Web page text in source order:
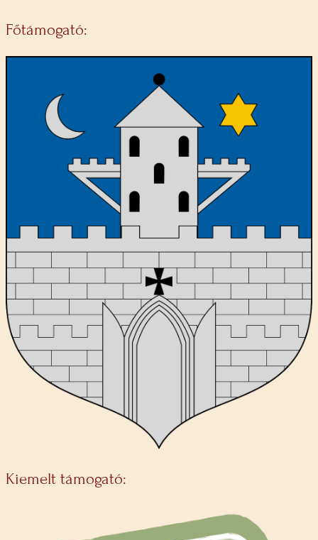
Főtámogató:
Kiemelt támogató: